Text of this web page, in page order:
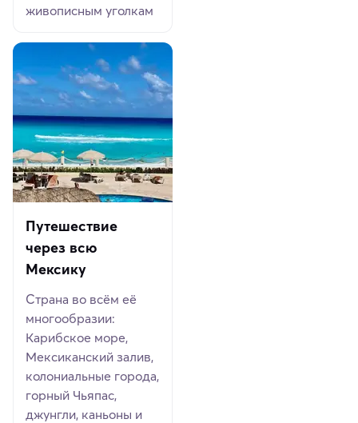
живописным уголкам
Путешествие
через всю
Мексику
Страна во всём её
многообразии:
Карибское море,
Мексиканский залив,
колониальные города,
горный Чьяпас,
джунгли, каньоны и